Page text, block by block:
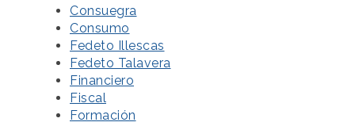
Consuegra
Consumo
Fedeto Illescas
Fedeto Talavera
Financiero
Fiscal
Formación